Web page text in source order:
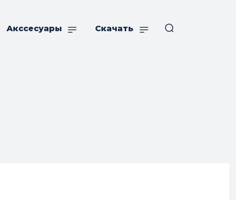
Акссесуары Скачать